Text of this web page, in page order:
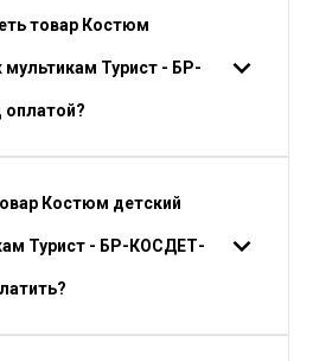
товар Костюм
Турист - БР-
Костюм детский
Турист - БР-КОСДЕТ-